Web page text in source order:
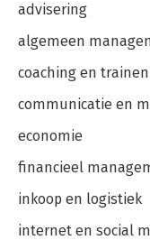
advisering
algemeen
coaching en trainen
communicatie en
economie
financieel
inkoop en logistiek
internet en social